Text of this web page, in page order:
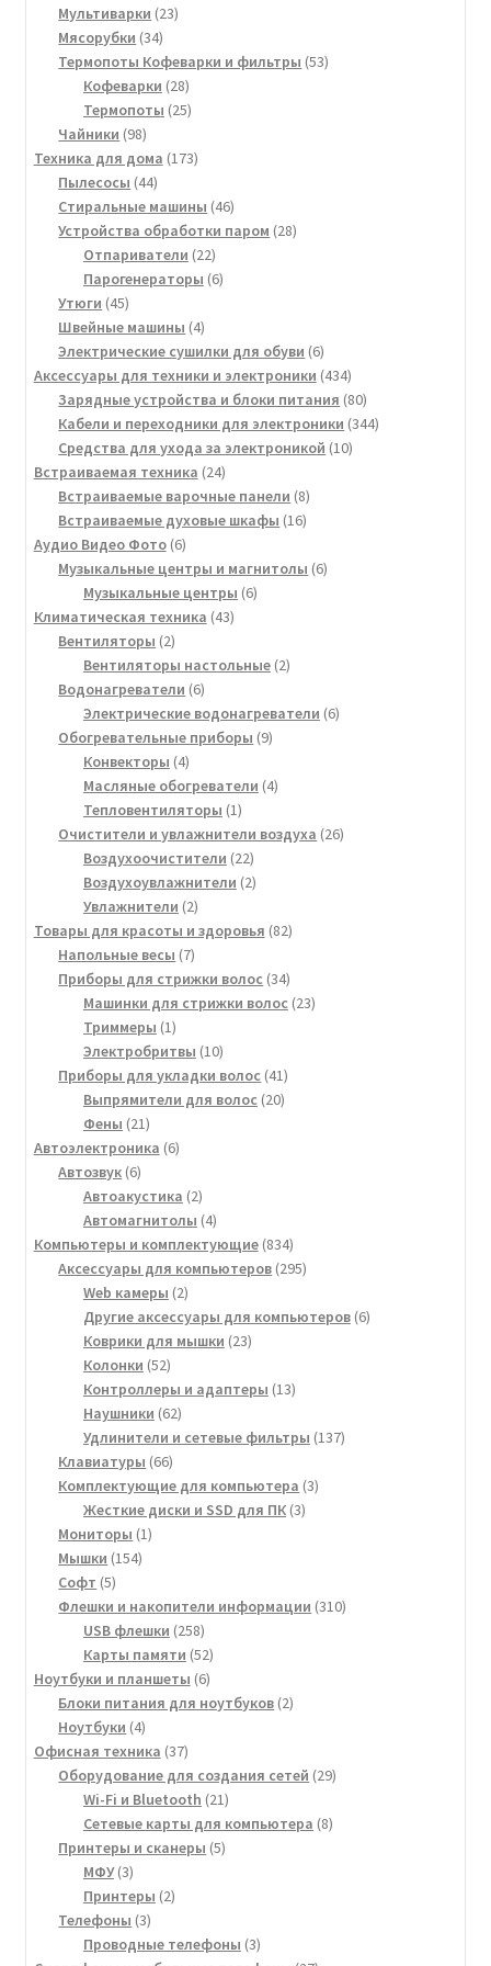
товаров
Мультиварки 2323
Мясорубки 3434
товара
Термопоты Кофеварки и фильтры 5353
Кофеварки 2828
товаров
Термопоты 2525
Чайники 9898
товаров
Техника для дома 173173
Пылесосы 4444
товара
Стиральные машины 4646
товаров
Устройства обработки паром 2828
Отпариватели 2222
товара
Парогенераторы 66
Утюги 4545
товаров
Швейные машины 44
товара
Электрические сушилки для обуви 66
товаров
Аксессуары для техники и электроники 434434
товара
Зарядные устройства и блоки питания 8080
товаров
Кабели и переходники для электроники 344344
Средства для ухода за электроникой 1010
Встраиваемая техника 2424
товара
Встраиваемые варочные панели 88
товаров
Встраиваемые духовые шкафы 1616
Аудио Видео Фото 66
товаров
Музыкальные центры и магнитолы 66
Музыкальные центры 66
Климатическая техника 4343
Вентиляторы 22
товара
Вентиляторы настольные 22
Водонагреватели 66
товаров
Электрические водонагреватели 66
Обогревательные приборы 99
Конвекторы 44
товара
Масляные обогреватели 44
Тепловентиляторы 11
товар
Очистители и увлажнители воздуха 2626
Воздухоочистители 2222
товара
Воздухоувлажнители 22
Увлажнители 22
товара
Товары для красоты и здоровья 8282
Напольные весы 77
товаров
Приборы для стрижки волос 3434
товара
Машинки для стрижки волос 2323
Триммеры 11
товар
Электробритвы 1010
товаров
Приборы для укладки волос 4141
товар
Выпрямители для волос 2020
Фены 2121
товар
Автоэлектроника 66
Автозвук 66
товаров
Автоакустика 22
товара
Автомагнитолы 44
товара
Компьютеры и комплектующие 834834
товара
Аксессуары для компьютеров 295295
Web камеры 22
товара
Другие аксессуары для компьютеров 66
Коврики для мышки 2323
Колонки 5252
товара
Контроллеры и адаптеры 1313
Наушники 6262
товара
Удлинители и сетевые фильтры 137137
Клавиатуры 6666
товаров
Комплектующие для компьютера 33
Жесткие диски и SSD для ПК 33
Мониторы 11
Мышки 154154
Софт 55
товаров
Флешки и накопители информации 310310
USB флешки 258258
товаров
Карты памяти 5252
товара
Ноутбуки и планшеты 66
товаров
Блоки питания для ноутбуков 22
Ноутбуки 44
товара
Офисная техника 3737
товаров
Оборудование для создания сетей 2929
Wi-Fi и Bluetooth 2121
товар
Сетевые карты для компьютера 88
Принтеры и сканеры 55
МФУ 33
товара
Принтеры 22
Телефоны 33
товара
Проводные телефоны 33